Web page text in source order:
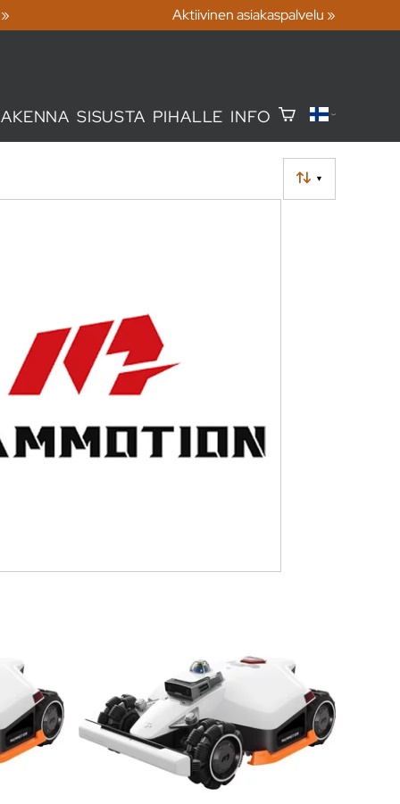
Aktiivinen asiakaspalvelu »
SISUSTA PIHALLE INFO
▼